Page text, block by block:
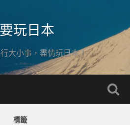
玩日本
大小事，盡情玩日本！
標籤